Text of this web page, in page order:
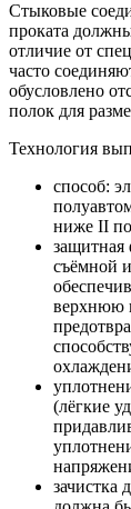
Стыковые
проката
отличие от
часто
обусловлено
полок для
Технология
способ:
ниже II
защитная
съёмной
верхнюю
(лёгкие
зачистка